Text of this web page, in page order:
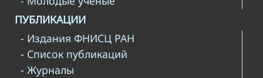
ПУБЛИКАЦИИ
- Издания ФНИСЦ РАН
- Список публикаций
- Журналы